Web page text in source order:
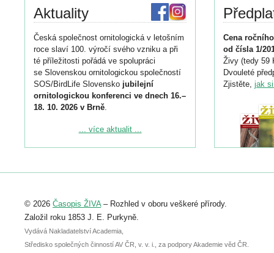
Aktuality
Česká společnost ornitologická v letošním
roce slaví 100. výročí svého vzniku a při
té příležitosti pořádá ve spolupráci
se Slovenskou ornitologickou společností
SOS/BirdLife Slovensko jubilejní
ornitologickou konferenci ve dnech 16.–
18. 10. 2026 v Brně.
Podrobnější informace ke konferenci
Registrovat se můžete do 6. září.
abstraktu přihlášené přednášky nebo
posteru je už 30. června.
... více aktualit ...
Cena
od čísla 1/
Živy (tedy 59
Dvouleté
Zjistěte, jak
© 2026 Časopis ŽIVA– Rozhled v oboru veškeré přírody.
Založil roku 1853 J. E. Purkyně.
Vydává Nakladatelství Academia,
Středisko společných činností AV ČR, v. v. i., za podpory Akademie věd ČR.